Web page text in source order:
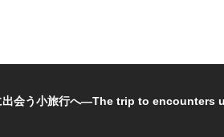
出会う小旅行へ―The trip to encounters